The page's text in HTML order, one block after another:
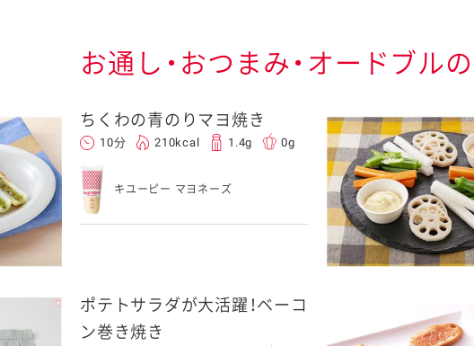
お通し・おつまみ・オードブル
ちくわの青のりマヨ焼き
10分 210kcal 1.4g 0g
キユーピー マヨネーズ
ポテトサラダが大活躍！ベーコ
ン巻き焼き